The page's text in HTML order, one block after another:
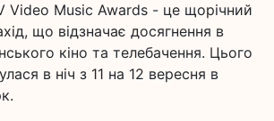
Video Music Awards - це щорічний
що відзначає досягнення в
кіно та телебачення. Цього
в ніч з 11 на 12 вересня в